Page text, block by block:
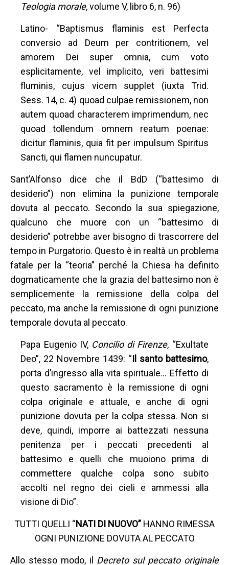
Teologia morale, volume V, libro 6, n. 96)
Latino- “Baptismus flaminis est Perfecta
conversio ad Deum per contritionem, vel
amorem Dei super omnia, cum voto
esplicitamente, vel implicito, veri battesimi
fluminis, cujus vicem supplet (iuxta Trid.
Sess. 14, c. 4) quoad culpae remissionem, non
autem quoad characterem imprimendum, nec
quoad tollendum omnem reatum poenae:
dicitur flaminis, quia fit per impulsum Spiritus
Sancti, qui flamen nuncupatur.
Sant’Alfonso dice che il BdD (“battesimo di
desiderio”) non elimina la punizione temporale
dovuta al peccato. Secondo la sua spiegazione,
qualcuno che muore con un “battesimo di
desiderio” potrebbe aver bisogno di trascorrere del
tempo in Purgatorio. Questo è in realtà un problema
fatale per la “teoria” perché la Chiesa ha definito
dogmaticamente che la grazia del battesimo non è
semplicemente la remissione della colpa del
peccato, ma anche la remissione di ogni punizione
temporale dovuta al peccato.
Papa Eugenio IV, Concilio di Firenze, “Exultate
Deo”, 22 Novembre 1439: “Il santo battesimo,
porta d’ingresso alla vita spirituale… Effetto di
questo sacramento è la remissione di ogni
colpa originale e attuale, e anche di ogni
punizione dovuta per la colpa stessa. Non si
deve, quindi, imporre ai battezzati nessuna
penitenza per i peccati precedenti al
battesimo e quelli che muoiono prima di
commettere qualche colpa sono subito
accolti nel regno dei cieli e ammessi alla
visione di Dio”.
TUTTI QUELLI “NATI DI NUOVO” HANNO RIMESSA
OGNI PUNIZIONE DOVUTA AL PECCATO
Allo stesso modo, il Decreto sul peccato originale